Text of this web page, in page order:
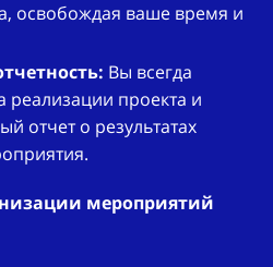
освобождая ваше время и
Вы всегда
реализации проекта и
отчет о результатах
мероприятий